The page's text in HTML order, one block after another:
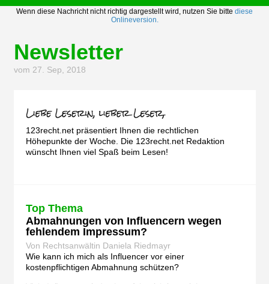
Wenn diese Nachricht nicht richtig dargestellt wird, nutzen Sie bitte diese
Onlineversion.
Newsletter
vom 27. Sep, 2018
123recht.net präsentiert Ihnen die rechtlichen
Höhepunkte der Woche. Die 123recht.net Redaktion
wünscht Ihnen viel Spaß beim Lesen!
Top Thema
Abmahnungen von Influencern wegen
fehlendem Impressum?
Von Rechtsanwältin Daniela Riedmayr
Wie kann ich mich als Influencer vor einer
kostenpflichtigen Abmahnung schützen?